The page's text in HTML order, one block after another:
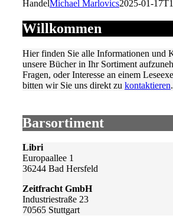
HandelMichael Marlovics2025-01-
Willkommen
Hier finden Sie alle Informationen und
unsere Bücher in Ihr Sortiment
Fragen, oder Interesse an einem
bitten wir Sie uns direkt zu kontaktieren.
Barsortiment
Libri
Europaallee 1
36244 Bad Hersfeld
Zeitfracht GmbH
Industriestraße 23
70565 Stuttgart